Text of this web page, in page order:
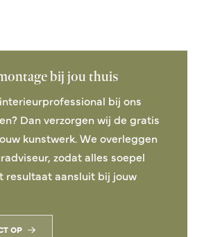
bij jou thuis
bij ons
Dan verzorgen wij de gratis
kunstwerk. We overleggen
zodat alles soepel
resultaat aansluit bij jouw
OP